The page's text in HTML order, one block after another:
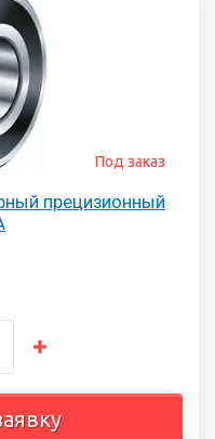
прецизионный
Под заказ